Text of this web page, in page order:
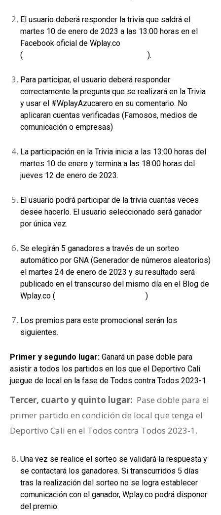
El usuario deberá responder la trivia que saldrá el
martes 10 de enero de 2023 a las 13:00 horas en el
Facebook oficial de Wplay.co
(
).
Para participar, el usuario deberá responder
correctamente la pregunta que se realizará en la Trivia
y usar el #WplayAzucarero en su comentario. No
aplicaran cuentas verificadas (Famosos, medios de
comunicación o empresas)
La participación en la Trivia inicia a las 13:00 horas del
martes 10 de enero y termina a las 18:00 horas del
jueves 12 de enero de 2023.
El usuario podrá participar de la trivia cuantas veces
desee hacerlo. El usuario seleccionado será ganador
por única vez.
Se elegirán 5 ganadores a través de un sorteo
automático por GNA (Generador de números aleatorios)
el martes 24 de enero de 2023 y su resultado será
publicado en el transcurso del mismo día en el Blog de
Wplay.co (
)
Los premios para este promocional serán los
siguientes.
Primer y segundo lugar: Ganará un pase doble para
asistir a todos los partidos en los que el Deportivo Cali
juegue de local en la fase de Todos contra Todos 2023-1.
Tercer, cuarto y quinto lugar: Pase doble para el
primer partido en condición de local que tenga el
Deportivo Cali en el Todos contra Todos 2023-1.
Una vez se realice el sorteo se validará la respuesta y
se contactará los ganadores. Si transcurridos 5 días
tras la realización del sorteo no se logra establecer
comunicación con el ganador, Wplay.co podrá disponer
del premio.